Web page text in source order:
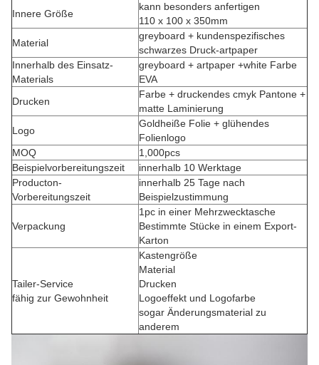
Innere Größe
kann besonders anfertigen
110 x 100 x 350mm
Material
greyboard + kundenspezifisches
schwarzes Druck-artpaper
Innerhalb des Einsatz-
Materials
greyboard + artpaper +white Farbe
EVA
Drucken
Farbe + druckendes cmyk Pantone +
matte Laminierung
Logo
Goldheiße Folie + glühendes
Folienlogo
MOQ
1,000pcs
Beispielvorbereitungszeit
innerhalb 10 Werktage
Producton-
Vorbereitungszeit
innerhalb 25 Tage nach
Beispielzustimmung
Verpackung
1pc in einer Mehrzwecktasche
Bestimmte Stücke in einem Export-
Karton
Tailer-Service
fähig zur Gewohnheit
Kastengröße
Material
Drucken
Logoeffekt und Logofarbe
sogar Änderungsmaterial zu
anderem